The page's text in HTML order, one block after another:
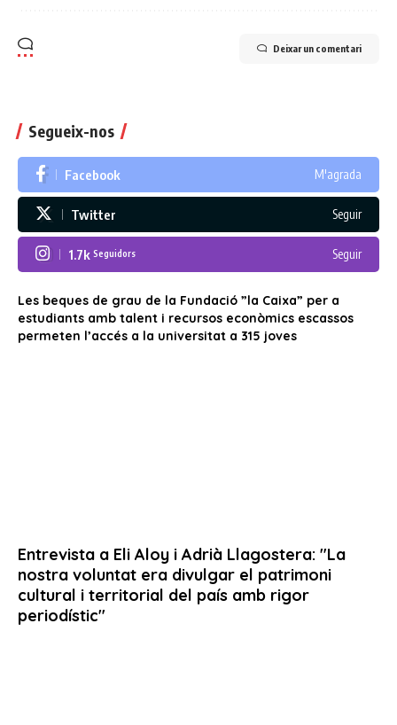
Deixar un comentari
Segueix-nos
Facebook M'agrada
Twitter Seguir
1.7k Seguidors Seguir